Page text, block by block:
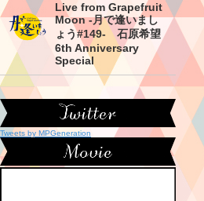
Live from Grapefruit
Moon -月で逢いまし
ょう#149- 石原希望
6th Anniversary
Special
Tweets by MPGeneration